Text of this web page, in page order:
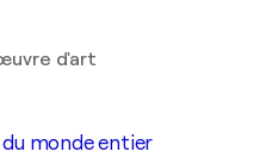
d'art
monde entier